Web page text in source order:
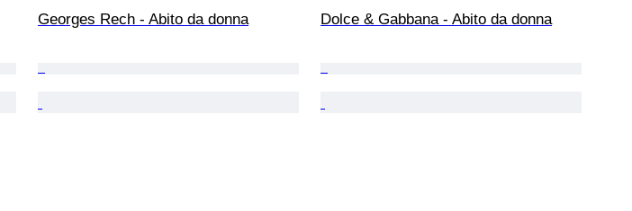
Georges Rech - Abito da donna Dolce & Gabbana - Abito da donna